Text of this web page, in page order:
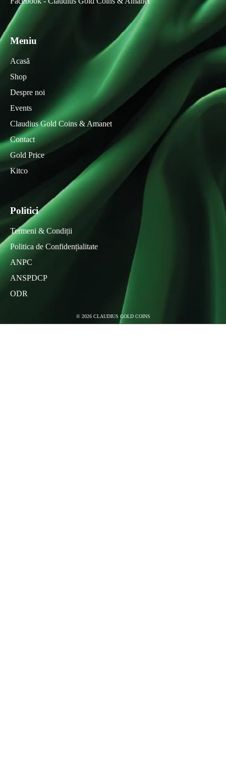
Meniu
Acasă
Shop
Despre noi
Events
Claudius Gold Coins & Amanet
Contact
Gold Price
Kitco
Politici
Termeni & Condiții
Politica de Confidențialitate
ANPC
ANSPDCP
ODR
© 2026 CLAUDIUS GOLD COINS